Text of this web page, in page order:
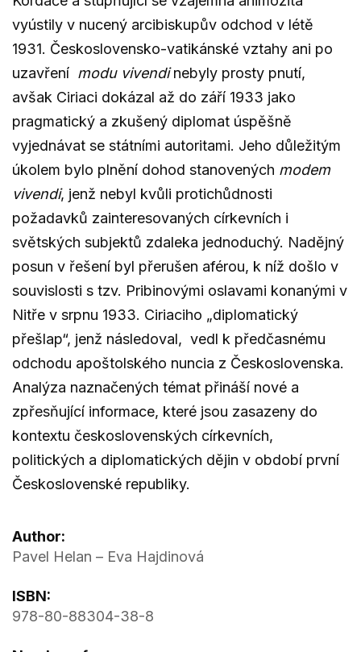
vyústily v nucený arcibiskupův odchod v létě
1931. Československo-vatikánské vztahy ani po
uzavření modu vivendinebyly prosty pnutí,
avšak Ciriaci dokázal až do září 1933 jako
pragmatický a zkušený diplomat úspěšně
vyjednávat se státními autoritami. Jeho důležitým
úkolem bylo plnění dohod stanovených modem
vivendi, jenž nebyl kvůli protichůdnosti
požadavků zainteresovaných církevních i
světských subjektů zdaleka jednoduchý. Nadějný
posun v řešení byl přerušen aférou, k níž došlo v
souvislosti s tzv. Pribinovými oslavami konanými v
Nitře v srpnu 1933. Ciriaciho „diplomatický
přešlap“, jenž následoval, vedl k předčasnému
odchodu apoštolského nuncia z Československa.
Analýza naznačených témat přináší nové a
zpřesňující informace, které jsou zasazeny do
kontextu československých církevních,
politických a diplomatických dějin v období první
Československé republiky.
Author:
Pavel Helan – Eva Hajdinová
ISBN:
978-80-88304-38-8